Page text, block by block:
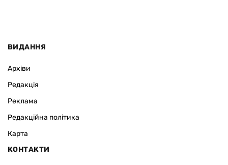
ВИДАННЯ
Архіви
Редакція
Реклама
Редакційна політика
Карта
КОНТАКТИ